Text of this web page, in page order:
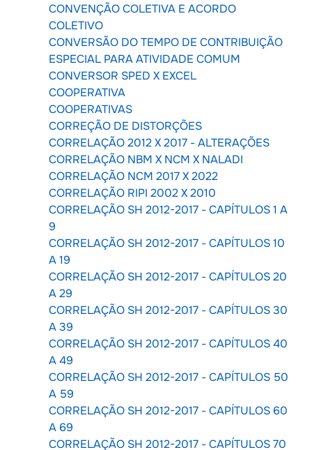
CONVENÇÃO COLETIVA E ACORDO
COLETIVO
CONVERSÃO DO TEMPO DE CONTRIBUIÇÃO
ESPECIAL PARA ATIVIDADE COMUM
CONVERSOR SPED X EXCEL
COOPERATIVA
COOPERATIVAS
CORREÇÃO DE DISTORÇÕES
CORRELAÇÃO 2012 X 2017 - ALTERAÇÕES
CORRELAÇÃO NBM X NCM X NALADI
CORRELAÇÃO NCM 2017 X 2022
CORRELAÇÃO RIPI 2002 X 2010
CORRELAÇÃO SH 2012-2017 - CAPÍTULOS 1 A
9
CORRELAÇÃO SH 2012-2017 - CAPÍTULOS 10
A 19
CORRELAÇÃO SH 2012-2017 - CAPÍTULOS 20
A 29
CORRELAÇÃO SH 2012-2017 - CAPÍTULOS 30
A 39
CORRELAÇÃO SH 2012-2017 - CAPÍTULOS 40
A 49
CORRELAÇÃO SH 2012-2017 - CAPÍTULOS 50
A 59
CORRELAÇÃO SH 2012-2017 - CAPÍTULOS 60
A 69
CORRELAÇÃO SH 2012-2017 - CAPÍTULOS 70